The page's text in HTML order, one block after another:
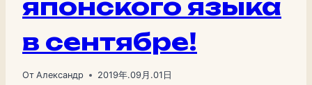
японского языка
в сентябре!
От Александр 2019年.09月.01日